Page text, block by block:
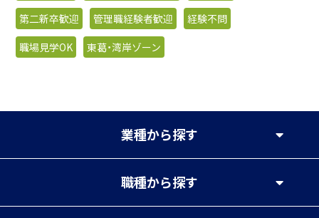
第二新卒歓迎
管理職経験者歓迎
経験不問
職場見学OK
東葛・湾岸ゾーン
業種から探す
職種から探す